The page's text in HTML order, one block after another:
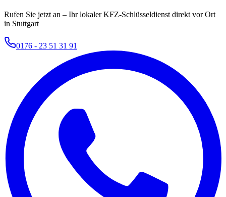
Rufen Sie jetzt an – Ihr lokaler KFZ-Schlüsseldienst direkt vor Ort
in Stuttgart
0176 - 23 51 31 91